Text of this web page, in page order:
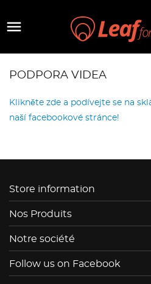

PODPORA VIDEA
Klikněte zde a podívejte se na
naší facebookové stránce!
Store information
Nos Produits
Notre société
Follow us on Facebook